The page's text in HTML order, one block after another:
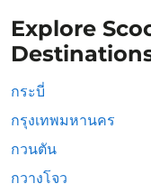
Explore
กระบี่
กรุงเทพมหานคร
กวนตัน
กวางโจว